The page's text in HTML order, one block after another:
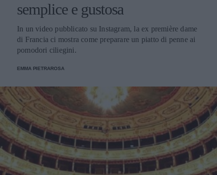
semplice e gustosa
In un video pubblicato su Instagram, la ex première dame
di Francia ci mostra come preparare un piatto di penne ai
pomodori ciliegini.
EMMA PIETRAROSA